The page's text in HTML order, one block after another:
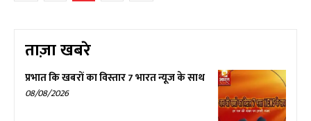
ताज़ा खबरे
प्रभात कि खबरों का विस्तार 7 भारत न्यूज के साथ
08/08/2026